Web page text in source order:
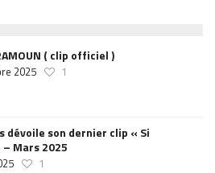
( clip officiel )
2025 1
dévoile son dernier clip « Si
Mars 2025
1